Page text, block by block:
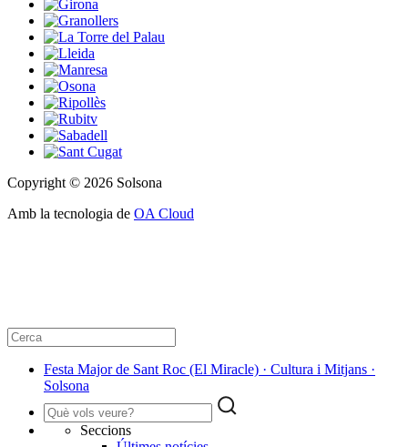
Copyright © 2026 Solsona
Amb la tecnologia de OA Cloud
Festa Major de Sant Roc (El Miracle) · Cultura i Mitjans ·
Solsona
Seccions